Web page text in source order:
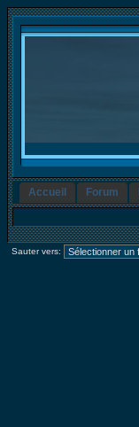
Accueil Forum
Sauter vers: